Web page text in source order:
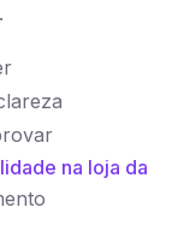
na loja da